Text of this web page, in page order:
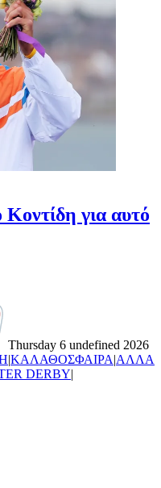
για αυτό
Thursday 6 undefined 2026
|ΚΑΛΑΘΟΣΦΑΙΡΑ|ΑΛΛΑ
DERBY|